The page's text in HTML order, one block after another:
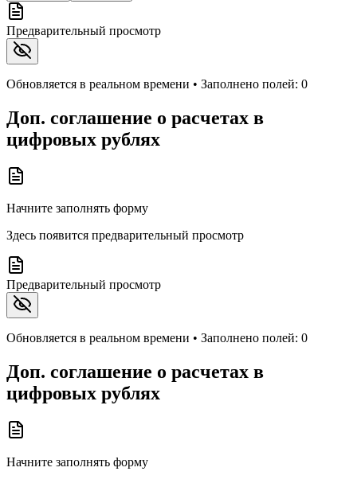
Предварительный просмотр
Обновляется в реальном времени • Заполнено полей: 0
Доп. соглашение о расчетах в
цифровых рублях
Начните заполнять форму
Здесь появится предварительный просмотр
Предварительный просмотр
Обновляется в реальном времени • Заполнено полей: 0
Доп. соглашение о расчетах в
цифровых рублях
Начните заполнять форму